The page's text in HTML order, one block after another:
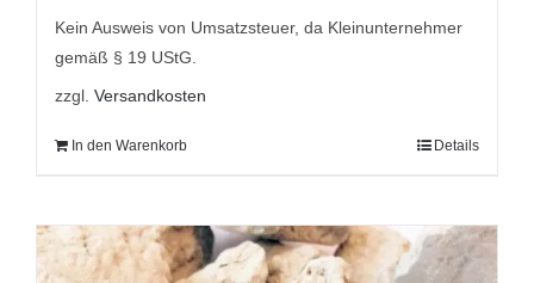
9,95 €
7,95 €.
Kein Ausweis von Umsatzsteuer, da Kleinunternehmer
gemäß § 19 UStG.
zzgl. Versandkosten
In den Warenkorb Details